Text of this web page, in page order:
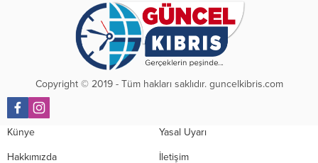
Copyright © 2019 - Tüm hakları saklıdır. guncelkibris.com
Künye Yasal Uyarı
Hakkımızda İletişim